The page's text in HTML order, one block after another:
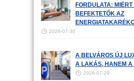
FORDULATA:
BEFEKTETŐK AZ
2026-07-30
A BELVÁROS ÚJ
A LAKÁS, HANEM A
2026-07-29